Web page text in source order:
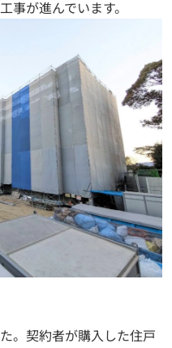
事が進んでいます。
。契約者が購入した住戸